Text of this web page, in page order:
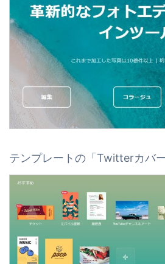
テンプレートの「Twitterカバ